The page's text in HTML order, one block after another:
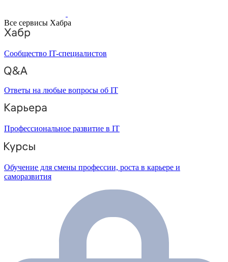
Все сервисы Хабра
Сообщество IT-специалистов
Ответы на любые вопросы об IT
Профессиональное развитие в IT
Обучение для смены профессии, роста в карьере и
саморазвития